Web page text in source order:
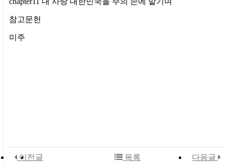
참고문헌
미주
이전글 다음글
목록